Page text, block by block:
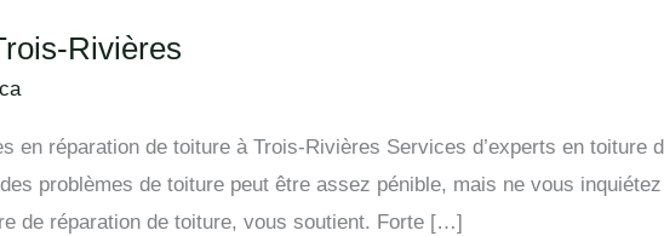
Rivières
en réparation de toiture à Trois-Rivières Services d’experts en toiture
problèmes de toiture peut être assez pénible, mais ne vous
de réparation de toiture, vous soutient. Forte […]